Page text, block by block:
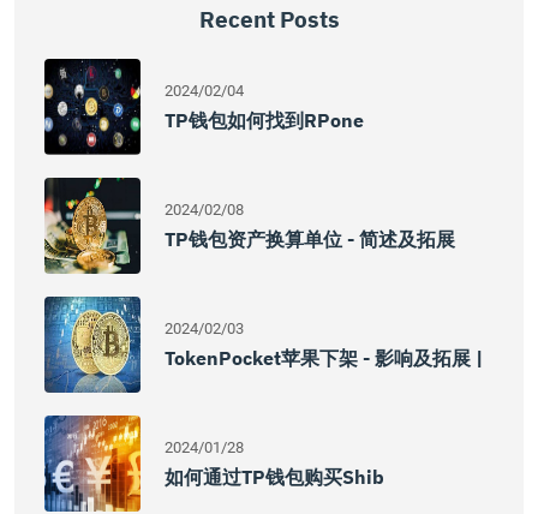
Recent Posts
2024/02/04
TP钱包如何找到RPone
2024/02/08
TP钱包资产换算单位 - 简述及拓展
2024/02/03
TokenPocket苹果下架 - 影响及拓展 |
2024/01/28
如何通过TP钱包购买Shib